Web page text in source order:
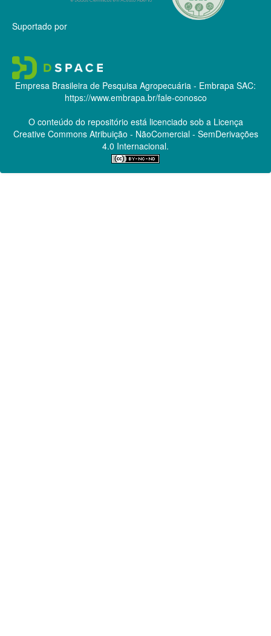
Suportado por
Empresa Brasileira de Pesquisa Agropecuária - Embrapa SAC:
https://www.embrapa.br/fale-conosco
O conteúdo do repositório está licenciado sob a Licença
Creative CommonsAtribuição - NãoComercial - SemDerivações
4.0 Internacional.